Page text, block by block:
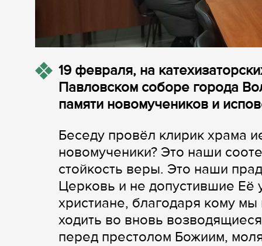
19 февраля, на
Павловском соборе города
памяти новомучеников и
Беседу провёл клирик храма
новомученики? Это наши
стойкость веры. Это наши
Церковь и не допустившие Её
христиане, благодаря кому
ходить во вновь
перед престолом Божиим,